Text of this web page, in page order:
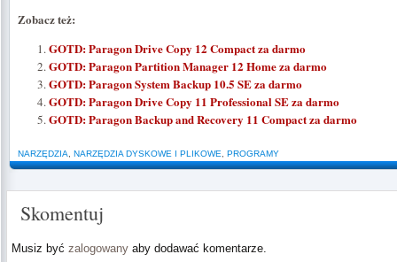
Zobacz też:
GOTD: Paragon Drive Copy 12 Compact za darmo
GOTD: Paragon Partition Manager 12 Home za darmo
GOTD: Paragon System Backup 10.5 SE za darmo
GOTD: Paragon Drive Copy 11 Professional SE za darmo
GOTD: Paragon Backup and Recovery 11 Compact za darmo
NARZĘDZIA NARZĘDZIA DYSKOWE I PLIKOWE PROGRAMY
Skomentuj
Musiz być zalogowany aby dodawać komentarze.